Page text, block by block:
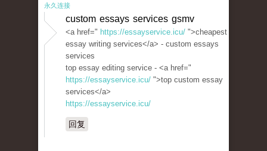
永久连接
custom essays services gsmv
<a href=" https://essayservice.icu/ ">cheapest
essay writing services</a> - custom essays
services
top essay editing service - <a href="
https://essayservice.icu/ ">top custom essay
services</a>
https://essayservice.icu/
回复